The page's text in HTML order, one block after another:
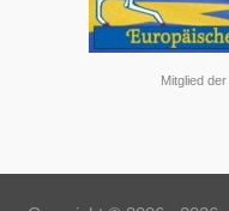
Mitglied